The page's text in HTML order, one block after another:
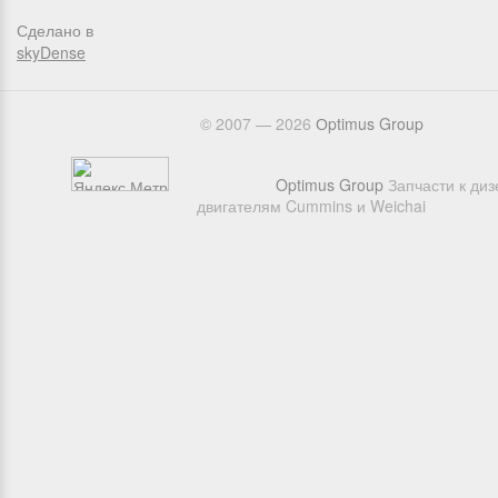
Сделано в
skyDense
© 2007 — 2026 Оptimus Group
Optimus Group Запчасти к
двигателям Cummins и Weichai